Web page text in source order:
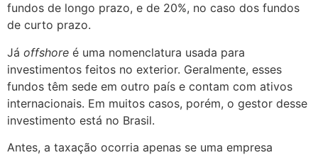
fundos de longo prazo, e de 20%, no caso dos fundos
de curto prazo.
Já offshore é uma nomenclatura usada para
investimentos feitos no exterior. Geralmente, esses
fundos têm sede em outro país e contam com ativos
internacionais. Em muitos casos, porém, o gestor desse
investimento está no Brasil.
Antes, a taxação ocorria apenas se uma empresa